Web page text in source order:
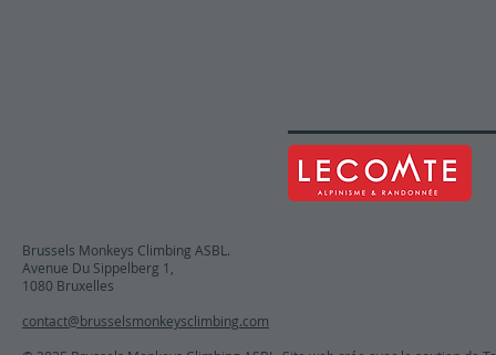
Brussels Monkeys Climbing ASBL.
Avenue Du Sippelberg 1,
1080 Bruxelles
contact@brusselsmonkeysclimbing.com